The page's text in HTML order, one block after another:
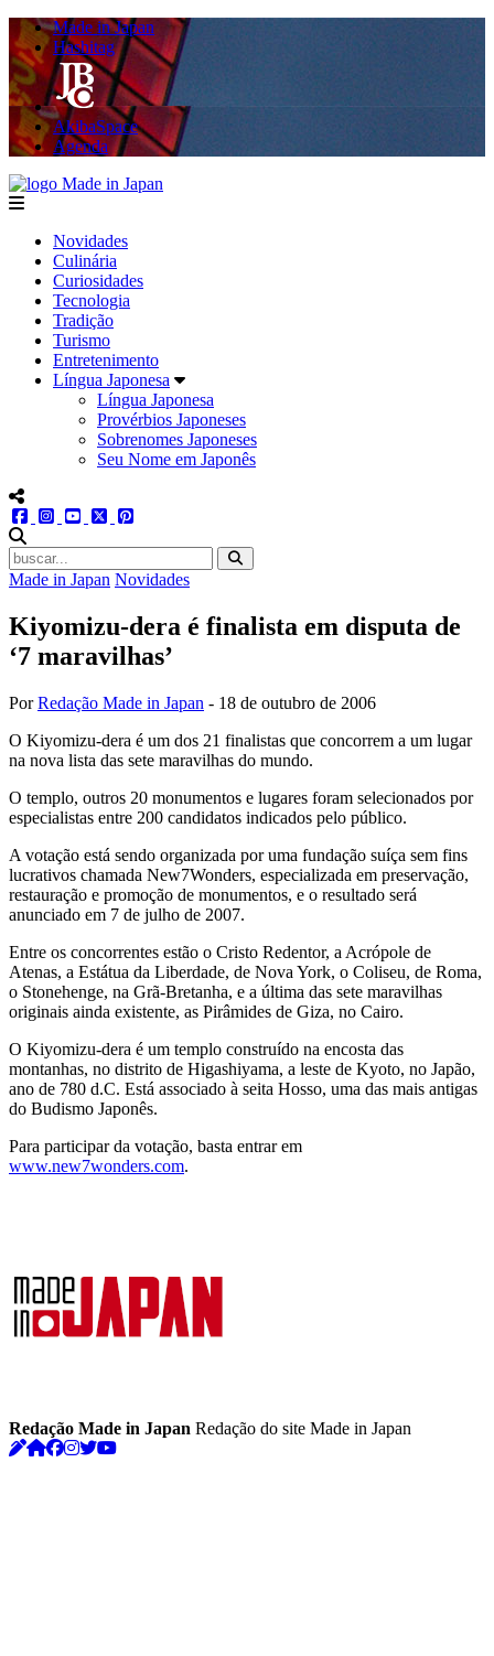
Made in Japan
Hashitag
AkibaSpace
Agenda
menu
Novidades
Culinária
Curiosidades
Tecnologia
Tradição
Turismo
Entretenimento
Língua Japonesa
Língua Japonesa
Provérbios Japoneses
Sobrenomes Japoneses
Seu Nome em Japonês
menu redes social
facebookinstagram
youtube
twitter
Made in Japan Novidades
Kiyomizu-dera é finalista em disputa de
‘7 maravilhas’
PorRedação Made in Japan - 18 de outubro de 2006
O Kiyomizu-dera é um dos 21 finalistas que concorrem a um lugar
na nova lista das sete maravilhas do mundo.
O templo, outros 20 monumentos e lugares foram selecionados por
especialistas entre 200 candidatos indicados pelo público.
A votação está sendo organizada por uma fundação suíça sem fins
lucrativos chamada New7Wonders, especializada em preservação,
restauração e promoção de monumentos, e o resultado será
anunciado em 7 de julho de 2007.
Entre os concorrentes estão o Cristo Redentor, a Acrópole de
Atenas, a Estátua da Liberdade, de Nova York, o Coliseu, de Roma,
o Stonehenge, na Grã-Bretanha, e a última das sete maravilhas
originais ainda existente, as Pirâmides de Giza, no Cairo.
O Kiyomizu-dera é um templo construído na encosta das
montanhas, no distrito de Higashiyama, a leste de Kyoto, no Japão,
ano de 780 d.C. Está associado à seita Hosso, uma das mais antigas
do Budismo Japonês.
Para participar da votação, basta entrar em
www.new7wonders.com.
Redação Made in Japan Redação do site Made in Japan